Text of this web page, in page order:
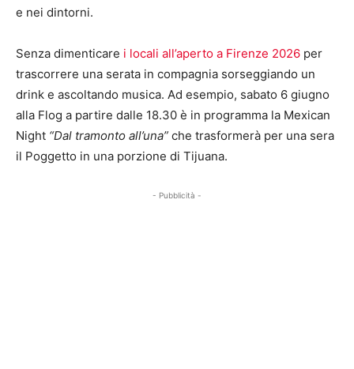
e nei dintorni.
Senza dimenticare i locali all’aperto a Firenze 2026 per
trascorrere una serata in compagnia sorseggiando un
drink e ascoltando musica. Ad esempio, sabato 6 giugno
alla Flog a partire dalle 18.30 è in programma la Mexican
Night “Dal tramonto all’una” che trasformerà per una sera
il Poggetto in una porzione di Tijuana.
- Pubblicità -